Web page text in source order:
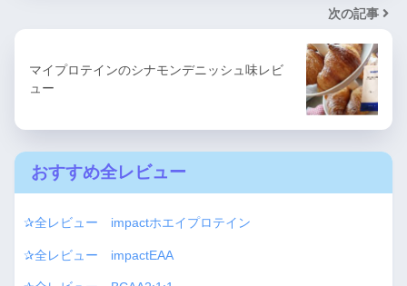
次の記事
マイプロテインのシナモンデニッシュ味レビ
ュー
おすすめ全レビュー
✰全レビュー impactホエイプロテイン
✰全レビュー impactEAA